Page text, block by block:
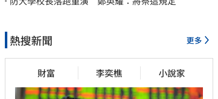
熱搜新聞 更多
財富 李奕樵 小說家